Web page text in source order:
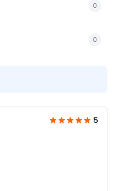
0
0
5